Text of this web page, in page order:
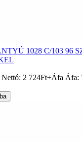
1028 C/103 96
Nettó: 2 724Ft+Áfa Áfa: